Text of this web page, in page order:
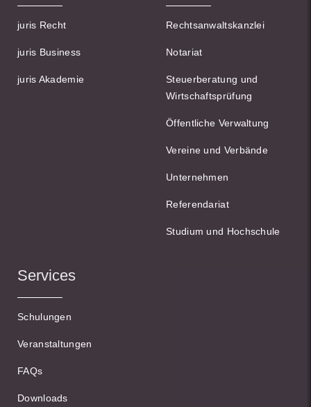
juris Recht
juris Business
juris Akademie
Rechtsanwaltskanzlei
Notariat
Steuerberatung und
Wirtschaftsprüfung
Öffentliche Verwaltung
Vereine und Verbände
Unternehmen
Referendariat
Studium und Hochschule
Services
Schulungen
Veranstaltungen
FAQs
Downloads